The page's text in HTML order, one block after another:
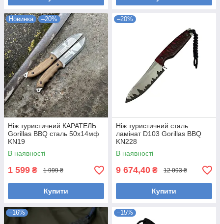
Новинка –20%
Ніж туристичний КАРАТЕЛЬ
Gorillas BBQ сталь 50х14мф
KN19
В наявності
1 599 ₴ 1 999 ₴
Купити
–20%
Ніж туристичний сталь
ламінат D103 Gorillas BBQ
KN228
В наявності
9 674,40 ₴ 12 093 ₴
Купити
–16% –15%